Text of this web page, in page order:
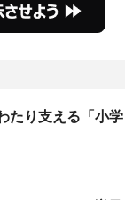
たり支える「小学